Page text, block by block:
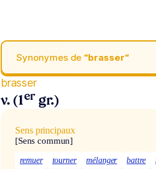
Synonymes de “brasser“
brasser
v. (1er gr.)
Sens principaux
[Sens commun]
remuer tourner mélanger battre